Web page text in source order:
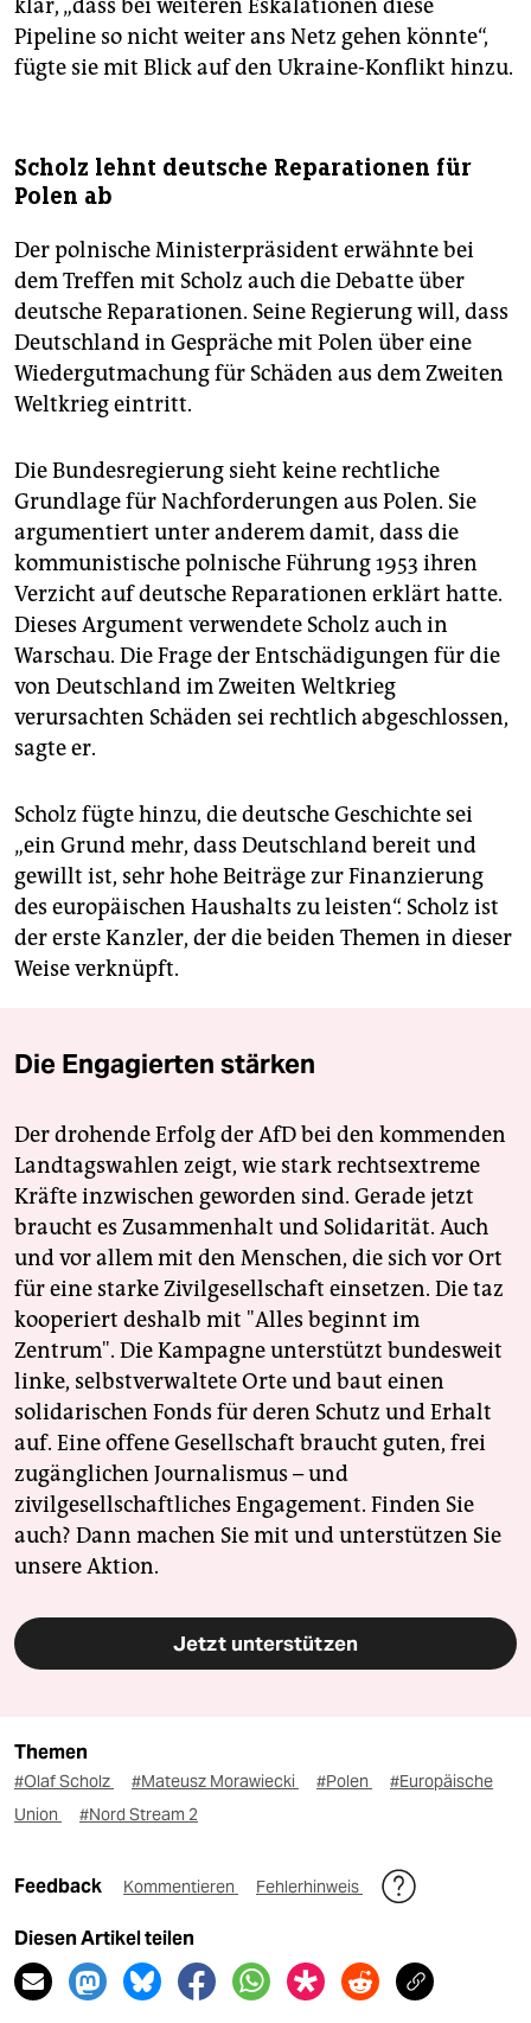
klar, „dass bei weiteren Eskalationen diese
Pipeline so nicht weiter ans Netz gehen könnte“,
fügte sie mit Blick auf den Ukraine-Konflikt hinzu.
Scholz lehnt deutsche Reparationen für
Polen ab
Der polnische Ministerpräsident erwähnte bei
dem Treffen mit Scholz auch die Debatte über
deutsche Reparationen. Seine Regierung will, dass
Deutschland in Gespräche mit Polen über eine
Wiedergutmachung für Schäden aus dem Zweiten
Weltkrieg eintritt.
Die Bundesregierung sieht keine rechtliche
Grundlage für Nachforderungen aus Polen. Sie
argumentiert unter anderem damit, dass die
kommunistische polnische Führung 1953 ihren
Verzicht auf deutsche Reparationen erklärt hatte.
Dieses Argument verwendete Scholz auch in
Warschau. Die Frage der Entschädigungen für die
von Deutschland im Zweiten Weltkrieg
verursachten Schäden sei rechtlich abgeschlossen,
sagte er.
Scholz fügte hinzu, die deutsche Geschichte sei
„ein Grund mehr, dass Deutschland bereit und
gewillt ist, sehr hohe Beiträge zur Finanzierung
des europäischen Haushalts zu leisten“. Scholz ist
der erste Kanzler, der die beiden Themen in dieser
Weise verknüpft.
Die Engagierten stärken
Der drohende Erfolg der AfD bei den kommenden
Landtagswahlen zeigt, wie stark rechtsextreme
Kräfte inzwischen geworden sind. Gerade jetzt
braucht es Zusammenhalt und Solidarität. Auch
und vor allem mit den Menschen, die sich vor Ort
für eine starke Zivilgesellschaft einsetzen. Die taz
kooperiert deshalb mit "Alles beginnt im
Zentrum". Die Kampagne unterstützt bundesweit
linke, selbstverwaltete Orte und baut einen
solidarischen Fonds für deren Schutz und Erhalt
auf. Eine offene Gesellschaft braucht guten, frei
zugänglichen Journalismus – und
zivilgesellschaftliches Engagement. Finden Sie
auch? Dann machen Sie mit und unterstützen Sie
unsere Aktion.
Jetzt unterstützen
Themen
#Olaf Scholz #Mateusz Morawiecki #Polen
#Europäische
Union
#Nord Stream 2
Feedback Kommentieren Fehlerhinweis
Diesen Artikel teilen